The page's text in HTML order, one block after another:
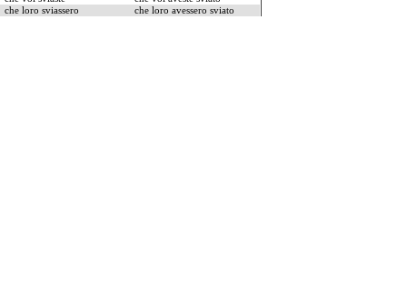
che loro sviassero
che loro avessero sviato